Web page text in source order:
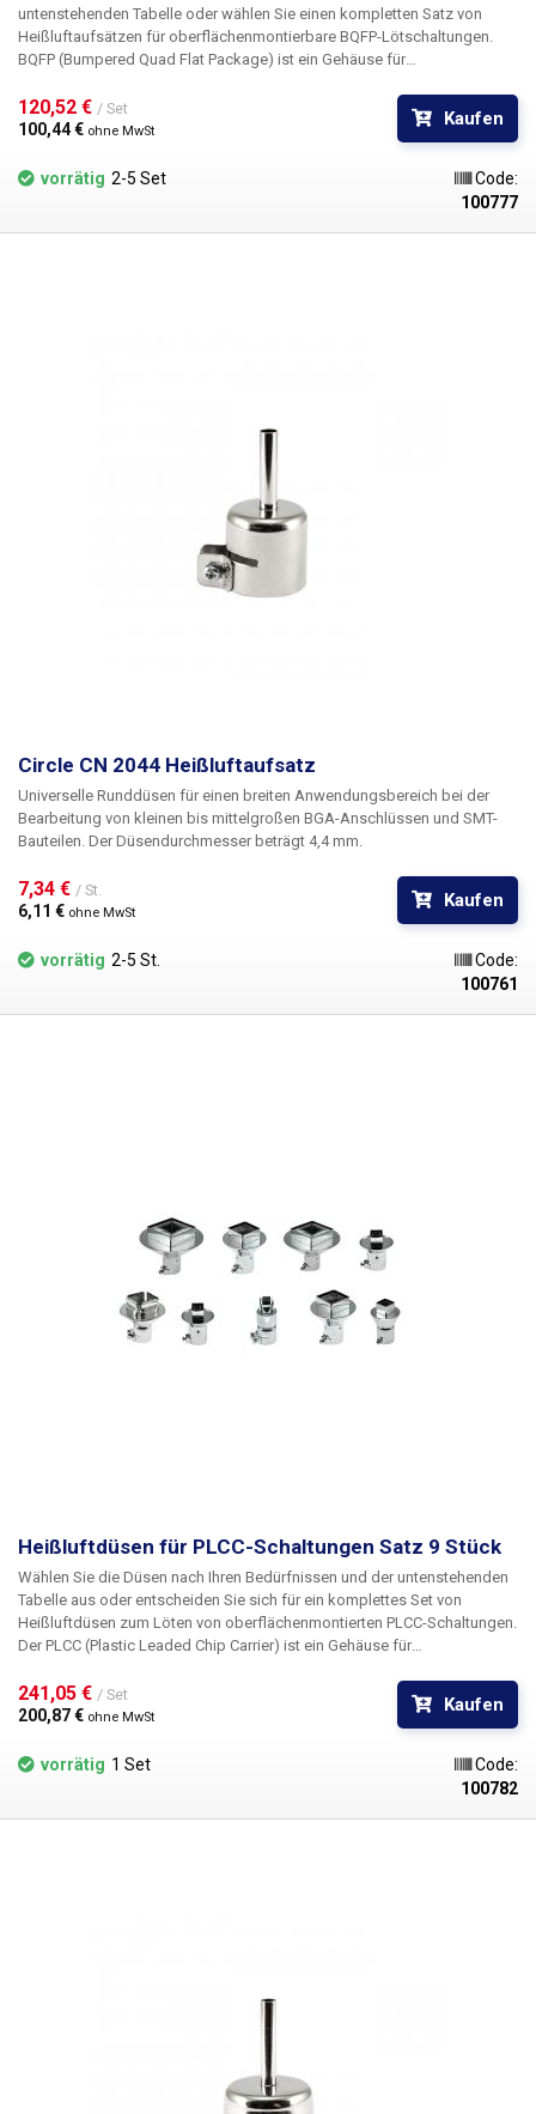
untenstehenden Tabelle oder wählen Sie einen kompletten Satz von
Heißluftaufsätzen für oberflächenmontierbare BQFP-Lötschaltungen.
BQFP (Bumpered Quad Flat Package) ist ein Gehäuse für
des Schaltkreises sind mit gebogenen Kontakten versehen, um mit der
Leiterplatte zusammenzupassen.
120,52 € / Set
100,44 € ohne MwSt
Kaufen
vorrätig 2-5 Set
Code:
100777
Circle CN 2044 Heißluftaufsatz
Universelle Runddüsen für einen breiten Anwendungsbereich bei der
Bearbeitung von kleinen bis mittelgroßen BGA-Anschlüssen und SMT-
Bauteilen. Der Düsendurchmesser beträgt 4,4 mm.
7,34 € / St.
6,11 € ohne MwSt
Kaufen
vorrätig 2-5 St.
Code:
100761
Heißluftdüsen für PLCC-Schaltungen Satz 9 Stück
Wählen Sie die Düsen nach Ihren Bedürfnissen und der untenstehenden
Tabelle aus oder entscheiden Sie sich für ein komplettes Set von
Heißluftdüsen zum Löten von oberflächenmontierten PLCC-Schaltungen.
Der PLCC (Plastic Leaded Chip Carrier) ist ein Gehäuse für
auf allen vier Seiten der Schaltung geführt, um entweder in den Sockel
gesteckt oder direkt auf die Leiterplatte gelötet werden zu können.
241,05 € / Set
200,87 € ohne MwSt
Kaufen
vorrätig 1 Set
Code:
100782